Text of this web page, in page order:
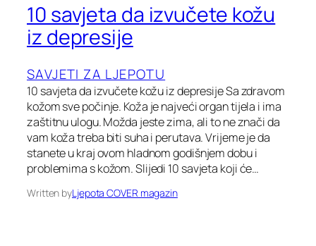
10 savjeta da izvučete kožu
iz depresije
SAVJETI ZA LJEPOTU
10 savjeta da izvučete kožu iz depresije Sa zdravom
kožom sve počinje. Koža je najveći organ tijela i ima
zaštitnu ulogu. Možda jeste zima, ali to ne znači da
vam koža treba biti suha i perutava. Vrijeme je da
stanete u kraj ovom hladnom godišnjem dobu i
problemima s kožom. Slijedi 10 savjeta koji će…
Written byLjepota COVER magazin